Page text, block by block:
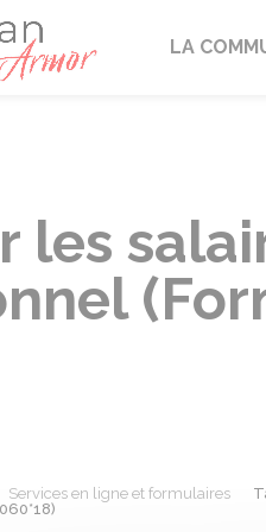
Tréogan
LA
les
Services en ligne et formulaires